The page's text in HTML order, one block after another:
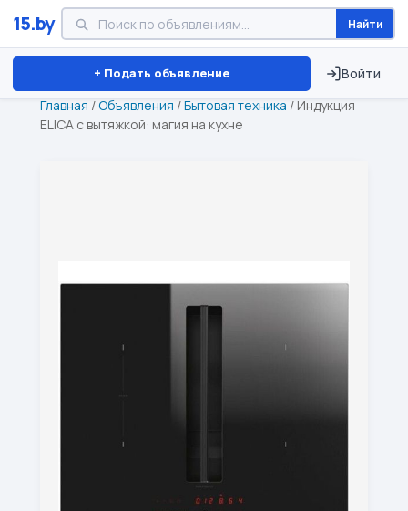
15.by Найти
+ Подать объявление Войти
Минск Витебск Брест ⏱ ТОЛЬКО 15 ДНЕЙ
Главная /Объявления /Бытовая техника / Индукция
ELICA с вытяжкой: магия на кухне